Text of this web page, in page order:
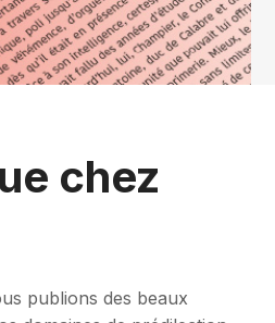
chez
publions des beaux